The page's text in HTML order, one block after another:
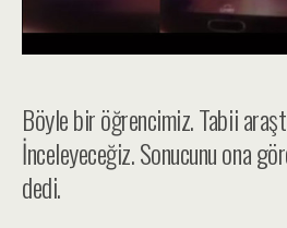
Böyle bir öğrencimiz. Tabii
İnceleyeceğiz. Sonucunu ona
dedi.